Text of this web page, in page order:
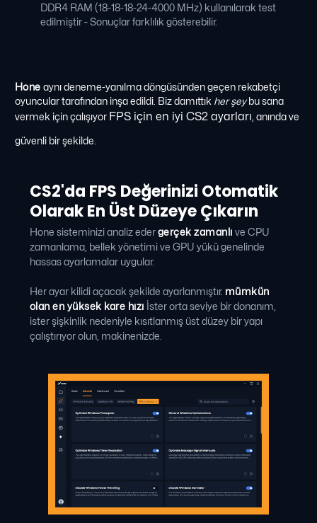
DDR4 RAM (18-18-18-24-4000 MHz) kullanılarak test
edilmiştir - Sonuçlar farklılık gösterebilir.
Hone aynı deneme-yanılma döngüsünden geçen rekabetçi
oyuncular tarafından inşa edildi. Biz damıttık her şeybu sana
vermek için çalışıyor FPS için en iyi CS2 ayarları , anında ve
güvenli bir şekilde.
CS2'da FPS Değerinizi Otomatik
Olarak En Üst Düzeye Çıkarın
Hone sisteminizi analiz edergerçek zamanlı ve CPU
zamanlama, bellek yönetimi ve GPU yükü genelinde
hassas ayarlamalar uygular.
Her ayar kilidi açacak şekilde ayarlanmıştır. mümkün
olan en yüksek kare hızı İster orta seviye bir donanım,
ister şişkinlik nedeniyle kısıtlanmış üst düzey bir yapı
çalıştırıyor olun, makinenizde.